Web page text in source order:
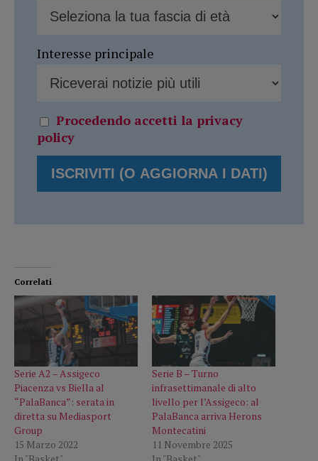
Interesse principale
Procedendo accetti la privacy
policy
Correlati
Serie A2 – Assigeco
Piacenza vs Biella al
“PalaBanca”: serata in
diretta su Mediasport
Group
15 Marzo 2022
In "Basket"
Serie B – Turno
infrasettimanale di alto
livello per l’Assigeco: al
PalaBanca arriva Herons
Montecatini
11 Novembre 2025
In "Basket"